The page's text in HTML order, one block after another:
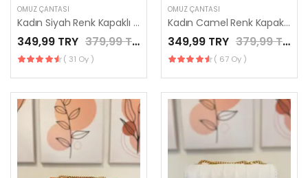
OMUZ ÇANTASI
Kadın Siyah Renk Kapaklı Zincirli El Çantası / LES MINORIA
349,99 TRY 379,99 TRY
( 31 Oy )
OMUZ ÇANTASI
Kadın Camel Renk Kapaklı Zincirli El Çantası / LES MINORIA
349,99 TRY 379,99 TRY
( 67 Oy )